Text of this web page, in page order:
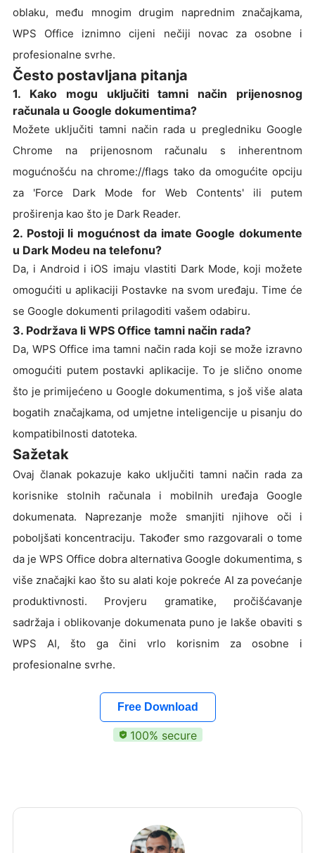
oblaku, među mnogim drugim naprednim značajkama,
WPS Office iznimno cijeni nečiji novac za osobne i
profesionalne svrhe.
Često postavljana pitanja
1. Kako mogu uključiti tamni način prijenosnog
računala u Google dokumentima?
Možete uključiti tamni način rada u pregledniku Google
Chrome na prijenosnom računalu s inherentnom
mogućnošću na chrome://flags tako da omogućite opciju
za 'Force Dark Mode for Web Contents' ili putem
proširenja kao što je Dark Reader.
2. Postoji li mogućnost da imate Google dokumente
u Dark Modeu na telefonu?
Da, i Android i iOS imaju vlastiti Dark Mode, koji možete
omogućiti u aplikaciji Postavke na svom uređaju. Time će
se Google dokumenti prilagoditi vašem odabiru.
3. Podržava li WPS Office tamni način rada?
Da, WPS Office ima tamni način rada koji se može izravno
omogućiti putem postavki aplikacije. To je slično onome
što je primijećeno u Google dokumentima, s još više alata
bogatih značajkama, od umjetne inteligencije u pisanju do
kompatibilnosti datoteka.
Sažetak
Ovaj članak pokazuje kako uključiti tamni način rada za
korisnike stolnih računala i mobilnih uređaja Google
dokumenata. Naprezanje može smanjiti njihove oči i
poboljšati koncentraciju. Također smo razgovarali o tome
da je WPS Office dobra alternativa Google dokumentima, s
više značajki kao što su alati koje pokreće AI za povećanje
produktivnosti. Provjeru gramatike, pročišćavanje
sadržaja i oblikovanje dokumenata puno je lakše obaviti s
WPS AI, što ga čini vrlo korisnim za osobne i
profesionalne svrhe.
Free Download
100% secure